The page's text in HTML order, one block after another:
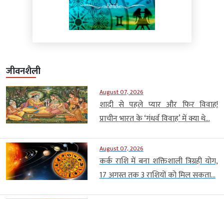
जीवनशैली
August 07, 2026
शादी से पहले प्यार और फिर विवाह!
प्राचीन भारत के ‘गंधर्व विवाह’ में क्या थे...
August 07, 2026
कर्क राशि में बना शक्तिशाली त्रिग्रही योग,
17 अगस्त तक 3 राशियों को मिल सकता...